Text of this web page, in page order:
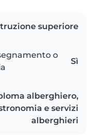
superiore
o
Sì
alberghiero,
e servizi
alberghieri